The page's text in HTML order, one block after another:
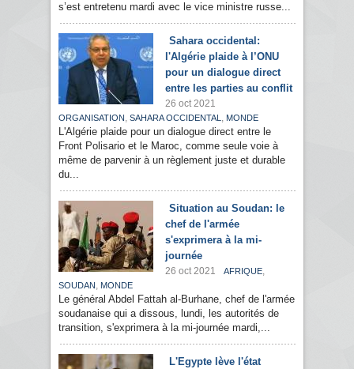
s’est entretenu mardi avec le vice ministre russe...
Sahara occidental:
l'Algérie plaide à l’ONU
pour un dialogue direct
entre les parties au conflit
26 oct 2021
ORGANISATION , SAHARA OCCIDENTAL , MONDE
L'Algérie plaide pour un dialogue direct entre le
Front Polisario et le Maroc, comme seule voie à
même de parvenir à un règlement juste et durable
du...
Situation au Soudan: le
chef de l'armée
s'exprimera à la mi-
journée
26 oct 2021 AFRIQUE,
SOUDAN , MONDE
Le général Abdel Fattah al-Burhane, chef de l'armée
soudanaise qui a dissous, lundi, les autorités de
transition, s'exprimera à la mi-journée mardi,...
L'Egypte lève l'état